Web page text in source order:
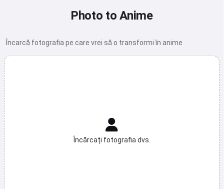
Photo to Anime
Încarcă fotografia pe care vrei să o transformi în anime
Încărcați fotografia dvs.